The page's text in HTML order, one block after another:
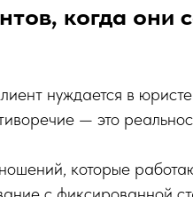
когда они
нуждается в
— это
которые